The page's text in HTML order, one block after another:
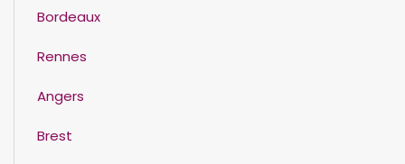
Bordeaux
Rennes
Angers
Brest